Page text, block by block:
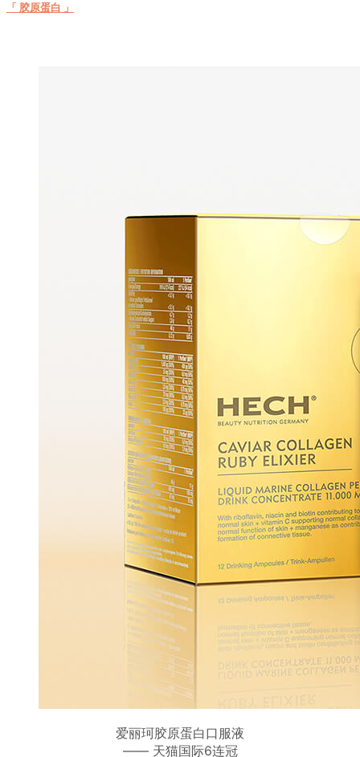
「 胶原蛋白 」
爱丽珂胶原蛋白口服液
—— 天猫国际6连冠